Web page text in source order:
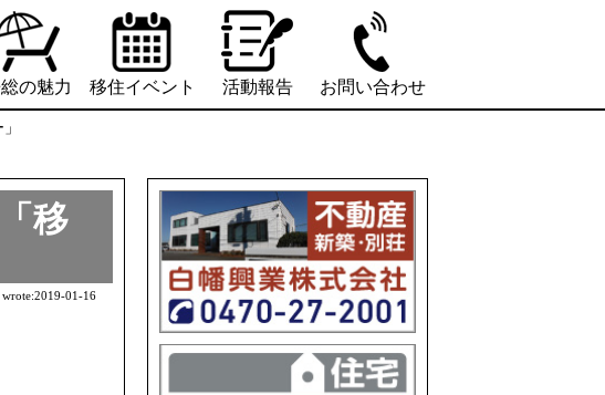
の魅力 移住イベント 活動報告 お問い合わせ
移
wrote:2019-01-16